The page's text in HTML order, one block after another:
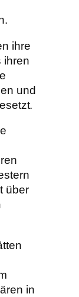
ihre
ihren
und
über
in